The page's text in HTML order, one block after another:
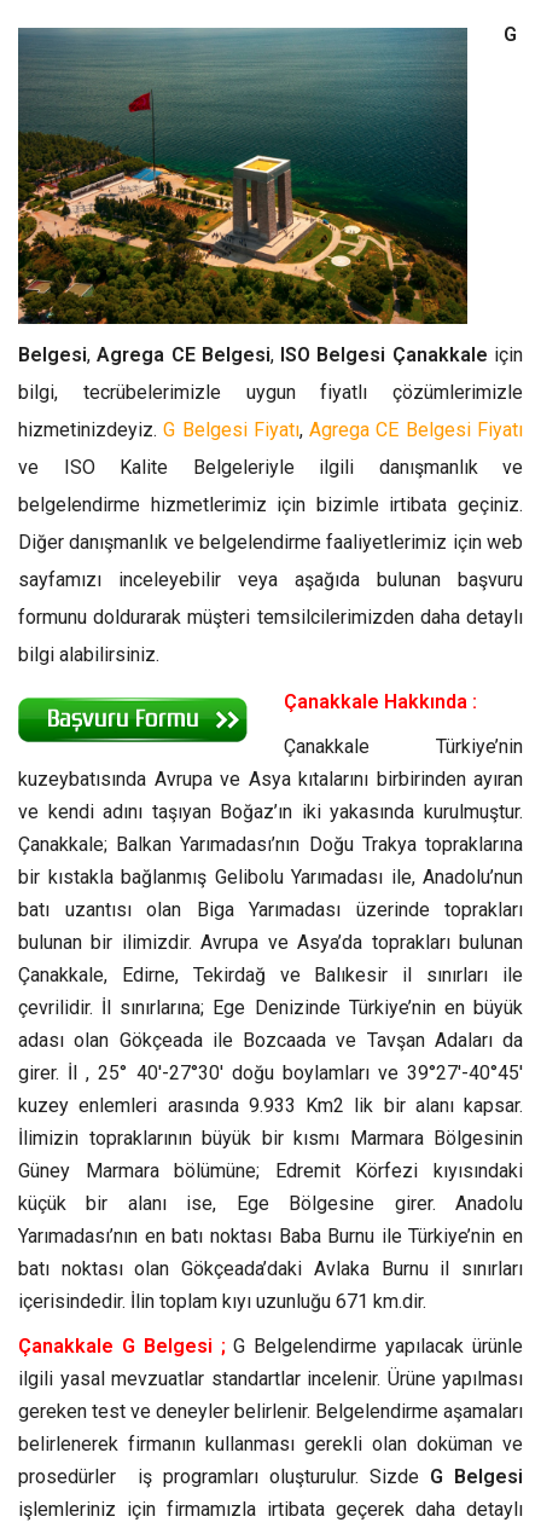
G
Belgesi,Agrega CE Belgesi, ISO Belgesi Çanakkale için
bilgi, tecrübelerimizle uygun fiyatlı çözümlerimizle
hizmetinizdeyiz.G Belgesi Fiyatı,Agrega CE Belgesi Fiyatı
ve ISO Kalite Belgeleriyle ilgili danışmanlık ve
belgelendirme hizmetlerimiz için bizimle irtibata geçiniz.
Diğer danışmanlık ve belgelendirme faaliyetlerimiz için web
sayfamızı inceleyebilir veya aşağıda bulunan başvuru
formunu doldurarak müşteri temsilcilerimizden daha detaylı
bilgi alabilirsiniz.
Çanakkale Hakkında :
Çanakkale Türkiye’nin
kuzeybatısında Avrupa ve Asya kıtalarını birbirinden ayıran
ve kendi adını taşıyan Boğaz’ın iki yakasında kurulmuştur.
Çanakkale; Balkan Yarımadası’nın Doğu Trakya topraklarına
bir kıstakla bağlanmış Gelibolu Yarımadası ile, Anadolu’nun
batı uzantısı olan Biga Yarımadası üzerinde toprakları
bulunan bir ilimizdir. Avrupa ve Asya’da toprakları bulunan
Çanakkale, Edirne, Tekirdağ ve Balıkesir il sınırları ile
çevrilidir. İl sınırlarına; Ege Denizinde Türkiye’nin en büyük
adası olan Gökçeada ile Bozcaada ve Tavşan Adaları da
girer. İl , 25° 40′-27°30′ doğu boylamları ve 39°27′-40°45′
kuzey enlemleri arasında 9.933 Km2 lik bir alanı kapsar.
İlimizin topraklarının büyük bir kısmı Marmara Bölgesinin
Güney Marmara bölümüne; Edremit Körfezi kıyısındaki
küçük bir alanı ise, Ege Bölgesine girer. Anadolu
Yarımadası’nın en batı noktası Baba Burnu ile Türkiye’nin en
batı noktası olan Gökçeada’daki Avlaka Burnu il sınırları
içerisindedir. İlin toplam kıyı uzunluğu 671 km.dir.
Çanakkale G Belgesi ; G Belgelendirme yapılacak ürünle
ilgili yasal mevzuatlar standartlar incelenir. Ürüne yapılması
gereken test ve deneyler belirlenir. Belgelendirme aşamaları
belirlenerek firmanın kullanması gerekli olan doküman ve
prosedürler iş programları oluşturulur. Sizde G Belgesi
işlemleriniz için firmamızla irtibata geçerek daha detaylı